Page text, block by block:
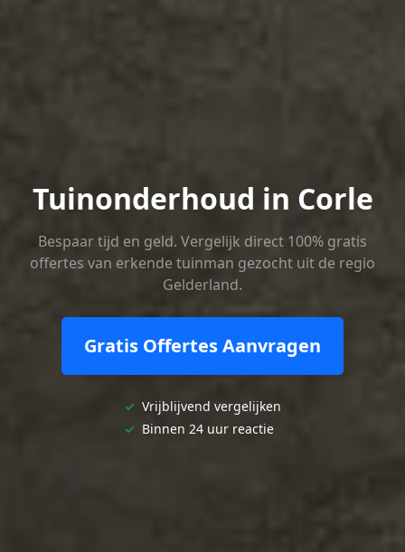
Tuinonderhoud in Corle
Bespaar tijd en geld. Vergelijk direct 100% gratis
offertes van erkende tuinman gezocht uit de regio
Gelderland.
Gratis Offertes Aanvragen
✓ Vrijblijvend vergelijken
✓ Binnen 24 uur reactie